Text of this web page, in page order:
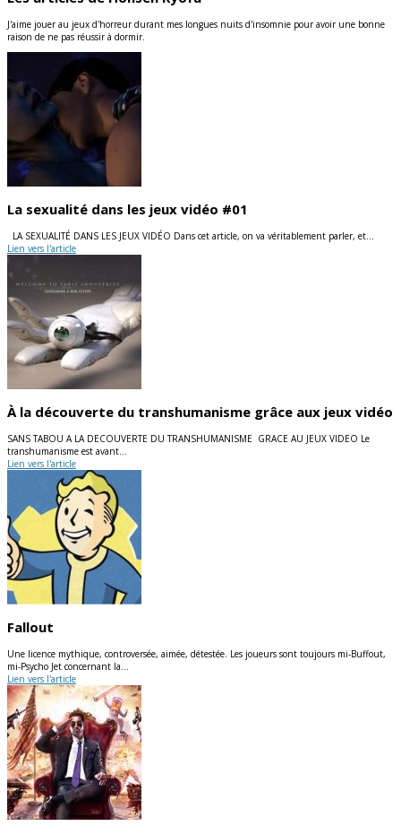
J'aime jouer au jeux d'horreur durant mes longues nuits d'insomnie pour avoir une bonne
raison de ne pas réussir à dormir.
La sexualité dans les jeux vidéo #01
LA SEXUALITÉ DANS LES JEUX VIDÉO Dans cet article, on va véritablement parler, et…
Lien vers l'article
À la découverte du transhumanisme grâce aux jeux vidéo
SANS TABOU A LA DECOUVERTE DU TRANSHUMANISME GRACE AU JEUX VIDEO Le
transhumanisme est avant…
Lien vers l'article
Fallout
Une licence mythique, controversée, aimée, détestée. Les joueurs sont toujours mi-Buffout,
mi-Psycho Jet concernant la…
Lien vers l'article